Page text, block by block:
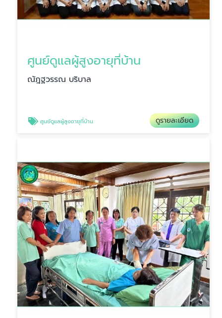
ศูนย์ดูแลผู้สูงอายุที่บ้าน
ณัฎฐวรรณ บริบาล
ศูนย์ดูแลผู้สูงอายุที่บ้าน ดูรายละเอียด